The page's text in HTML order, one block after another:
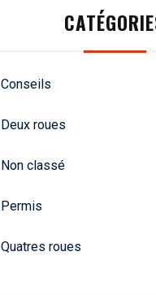
Conseils
Deux roues
Non classé
Permis
Quatres roues